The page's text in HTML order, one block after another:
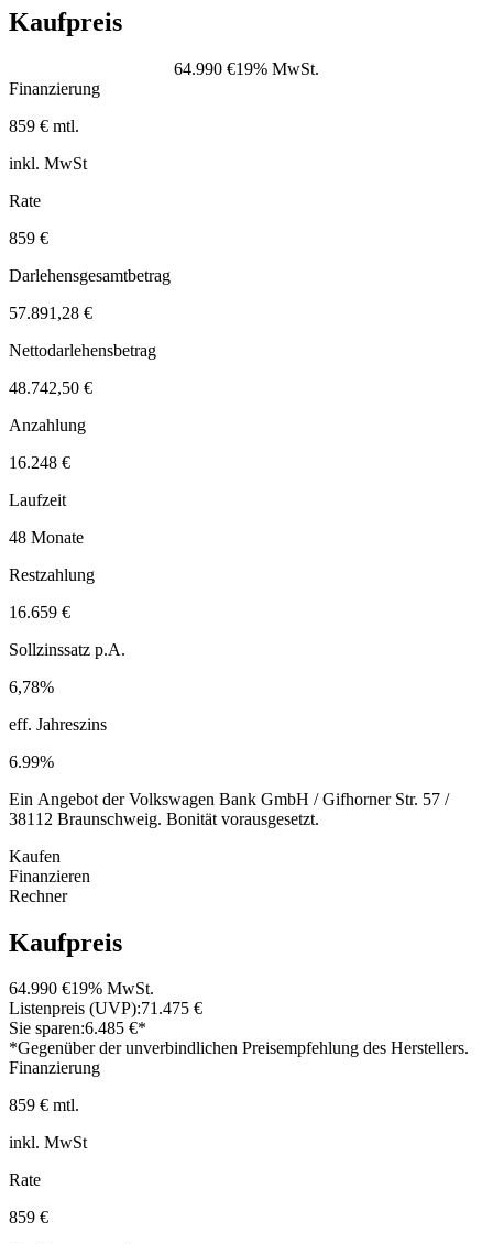
Kaufpreis
64.990 €19% MwSt.
Finanzierung
859 € mtl.
inkl. MwSt
Rate
859 €
Darlehensgesamtbetrag
57.891,28 €
Nettodarlehensbetrag
48.742,50 €
Anzahlung
16.248 €
Laufzeit
48 Monate
Restzahlung
16.659 €
Sollzinssatz p.A.
6,78%
eff. Jahreszins
6.99%
Ein Angebot der Volkswagen Bank GmbH / Gifhorner Str. 57 /
38112 Braunschweig. Bonität vorausgesetzt.
Kaufen
Finanzieren
Rechner
Kaufpreis
64.990 €19% MwSt.
Listenpreis (UVP):71.475 €
Sie sparen:6.485 €*
*Gegenüber der unverbindlichen Preisempfehlung des Herstellers.
Finanzierung
859 € mtl.
inkl. MwSt
Rate
859 €